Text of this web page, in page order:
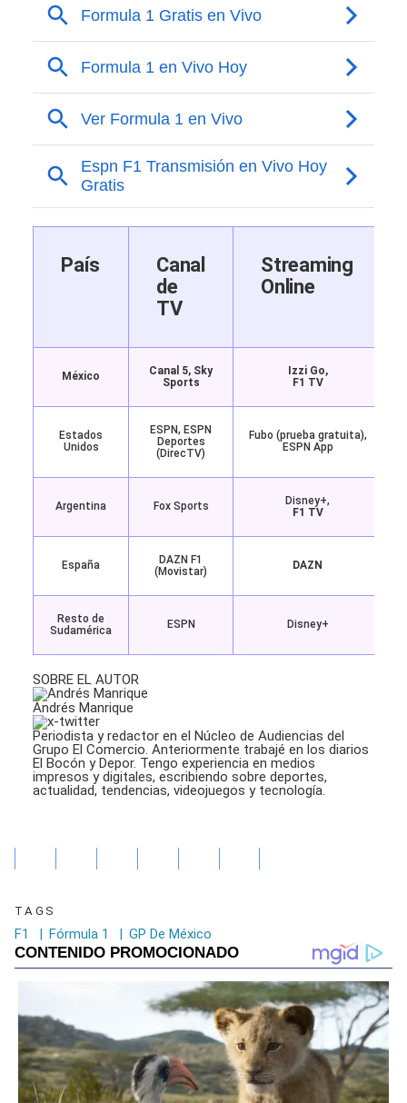
País
Canal
de
TV
Streaming
Online
México
Canal 5, Sky
Sports
Izzi Go,
F1 TV
Estados
Unidos
ESPN, ESPN
Deportes
(DirecTV)
Fubo (prueba gratuita),
ESPN App
Argentina Fox Sports
Disney+,
F1 TV
España
DAZN F1
(Movistar)
DAZN
Resto de
Sudamérica
ESPN Disney+
SOBRE EL AUTOR
Andrés Manrique
Periodista y redactor en el Núcleo de Audiencias del
Grupo El Comercio. Anteriormente trabajé en los diarios
El Bocón y Depor. Tengo experiencia en medios
impresos y digitales, escribiendo sobre deportes,
actualidad, tendencias, videojuegos y tecnología.
TAGS
F1 | Fórmula 1 | GP De México